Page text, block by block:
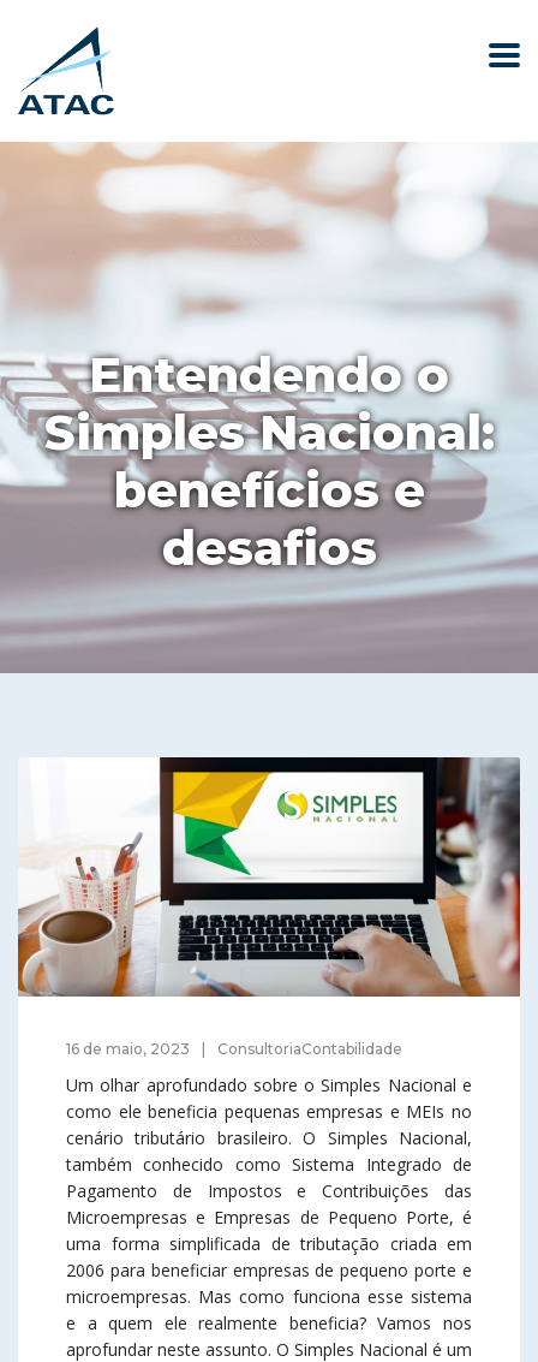
Entendendo o
Simples Nacional:
benefícios e
desafios
16 de maio, 2023 ConsultoriaContabilidade
Um olhar aprofundado sobre o Simples Nacional e
como ele beneficia pequenas empresas e MEIs no
cenário tributário brasileiro. O Simples Nacional,
também conhecido como Sistema Integrado de
Pagamento de Impostos e Contribuições das
Microempresas e Empresas de Pequeno Porte, é
uma forma simplificada de tributação criada em
2006 para beneficiar empresas de pequeno porte e
microempresas. Mas como funciona esse sistema
e a quem ele realmente beneficia? Vamos nos
aprofundar neste assunto. O Simples Nacional é um